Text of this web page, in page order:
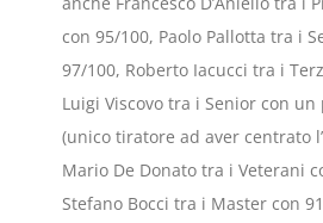
con 95/100, Paolo Pallotta tra i
97/100, Roberto Iacucci tra i
Luigi Viscovo tra i Senior con
(unico tiratore ad aver centrato
Mario De Donato tra i Veterani
Stefano Bocci tra i Master con